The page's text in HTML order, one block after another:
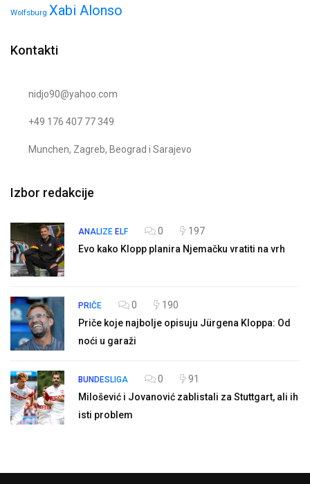
Wolfsburg Xabi Alonso
Kontakti
nidjo90@yahoo.com
+49 176 407 77 349
Munchen, Zagreb, Beograd i Sarajevo
Izbor redakcije
ANALIZE ELF 0
197
Evo kako Klopp planira Njemačku vratiti na vrh
PRIČE 0
190
Priče koje najbolje opisuju Jürgena Kloppa: Od
noći u garaži
BUNDESLIGA 0
91
Milošević i Jovanović zablistali za Stuttgart, ali ih
isti problem